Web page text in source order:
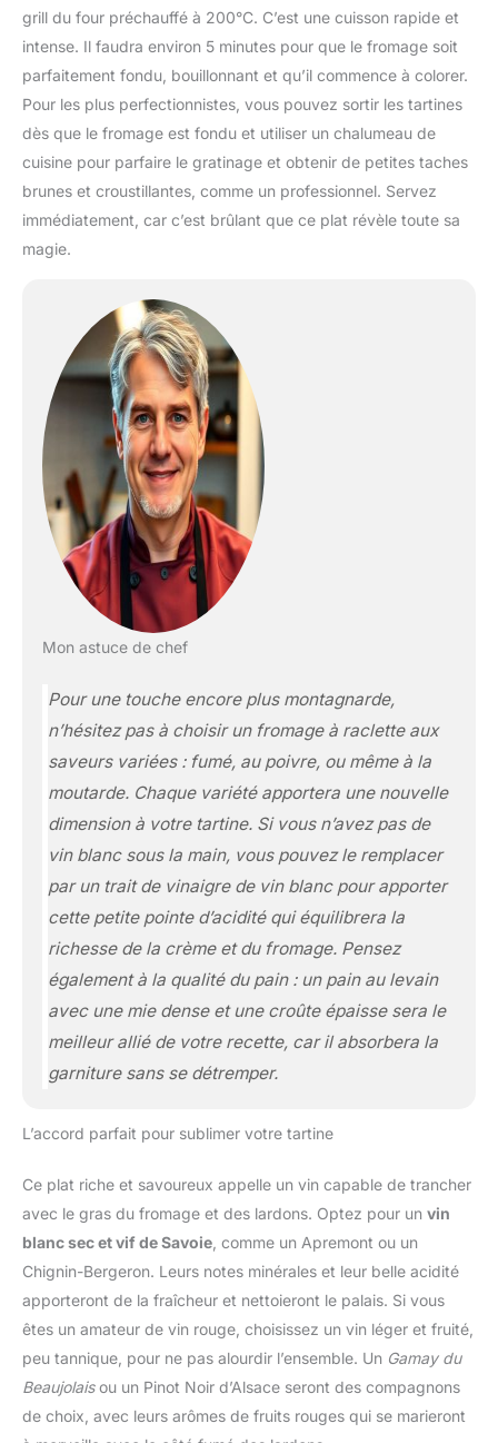
grill du four préchauffé à 200°C. C’est une cuisson rapide et
intense. Il faudra environ 5 minutes pour que le fromage soit
parfaitement fondu, bouillonnant et qu’il commence à colorer.
Pour les plus perfectionnistes, vous pouvez sortir les tartines
dès que le fromage est fondu et utiliser un chalumeau de
cuisine pour parfaire le gratinage et obtenir de petites taches
brunes et croustillantes, comme un professionnel. Servez
immédiatement, car c’est brûlant que ce plat révèle toute sa
magie.
Mon astuce de chef
Pour une touche encore plus montagnarde,
n’hésitez pas à choisir un fromage à raclette aux
saveurs variées : fumé, au poivre, ou même à la
moutarde. Chaque variété apportera une nouvelle
dimension à votre tartine. Si vous n’avez pas de
vin blanc sous la main, vous pouvez le remplacer
par un trait de vinaigre de vin blanc pour apporter
cette petite pointe d’acidité qui équilibrera la
richesse de la crème et du fromage. Pensez
également à la qualité du pain : un pain au levain
avec une mie dense et une croûte épaisse sera le
meilleur allié de votre recette, car il absorbera la
garniture sans se détremper.
L’accord parfait pour sublimer votre tartine
Ce plat riche et savoureux appelle un vin capable de trancher
avec le gras du fromage et des lardons. Optez pour un vin
blanc sec et vif de Savoie , comme un Apremont ou un
Chignin-Bergeron. Leurs notes minérales et leur belle acidité
apporteront de la fraîcheur et nettoieront le palais. Si vous
êtes un amateur de vin rouge, choisissez un vin léger et fruité,
peu tannique, pour ne pas alourdir l’ensemble. Un Gamay du
Beaujolaisou un Pinot Noir d’Alsace seront des compagnons
de choix, avec leurs arômes de fruits rouges qui se marieront